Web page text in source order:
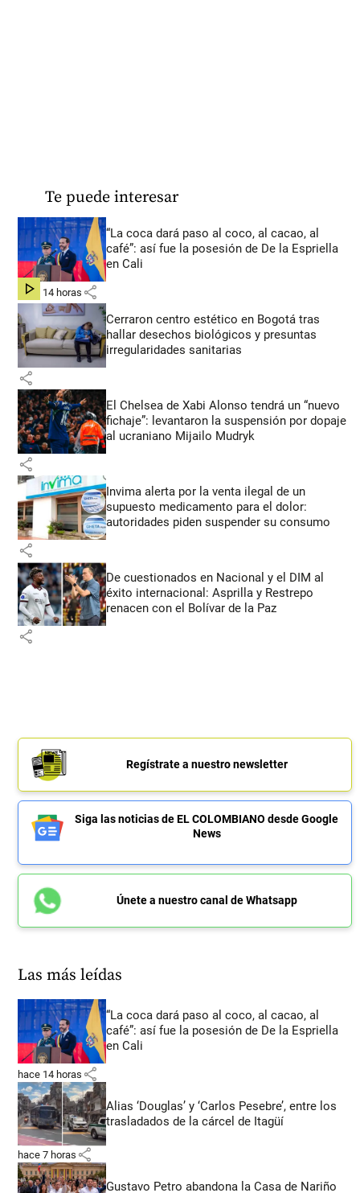
Te puede interesar
“La coca dará paso al coco, al cacao, al
café”: así fue la posesión de De la Espriella
en Cali
hace 14 horas share
Cerraron centro estético en Bogotá tras
hallar desechos biológicos y presuntas
irregularidades sanitarias
share
El Chelsea de Xabi Alonso tendrá un “nuevo
fichaje”: levantaron la suspensión por dopaje
al ucraniano Mijailo Mudryk
share
Invima alerta por la venta ilegal de un
supuesto medicamento para el dolor:
autoridades piden suspender su consumo
share
De cuestionados en Nacional y el DIM al
éxito internacional: Asprilla y Restrepo
renacen con el Bolívar de la Paz
share
Regístrate a nuestro newsletter
Siga las noticias de EL COLOMBIANO desde Google
News
Únete a nuestro canal de Whatsapp
Las más leídas
“La coca dará paso al coco, al cacao, al
café”: así fue la posesión de De la Espriella
en Cali
hace 14 horas share
Alias ‘Douglas’ y ‘Carlos Pesebre’, entre los
trasladados de la cárcel de Itagüí
hace 7 horas share
Gustavo Petro abandona la Casa de Nariño